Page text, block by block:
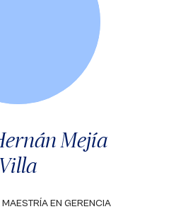
Mejía
Villa
EN GERENCIA